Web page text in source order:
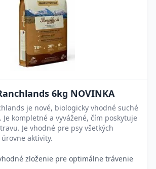
6kg NOVINKA
je nové, biologicky vhodné suché
Je kompletné a vyvážené, čím poskytuje
Je vhodné pre psy všetkých
aktivity.
zloženie pre optimálne trávenie